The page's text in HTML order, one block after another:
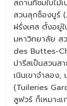
สถานที่ชมใบไม้
สวนลุกซ็องบูร์
ฝรั่งเศส ตั้งอยู่
มหาวิทยาลัย ส
des Buttes-
ปารีสเป็นสวน
เนินเขาจำลอง
(Tuileries
ลูฟวร์ ก็เหมาะแ